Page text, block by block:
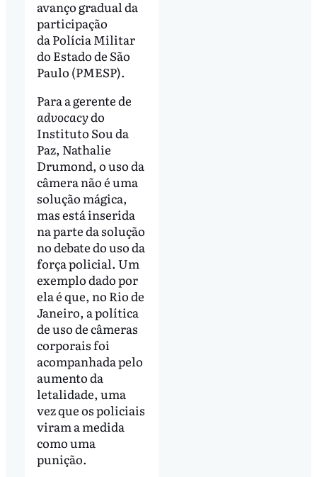
avanço gradual da
participação
da Polícia Militar
do Estado de São
Paulo (PMESP).
Para a gerente de
advocacydo
Instituto Sou da
Paz, Nathalie
Drumond, o uso da
câmera não é uma
solução mágica,
mas está inserida
na parte da solução
no debate do uso da
força policial. Um
exemplo dado por
ela é que, no Rio de
Janeiro, a política
de uso de câmeras
corporais foi
acompanhada pelo
aumento da
letalidade, uma
vez que os policiais
viram a medida
como uma
punição.